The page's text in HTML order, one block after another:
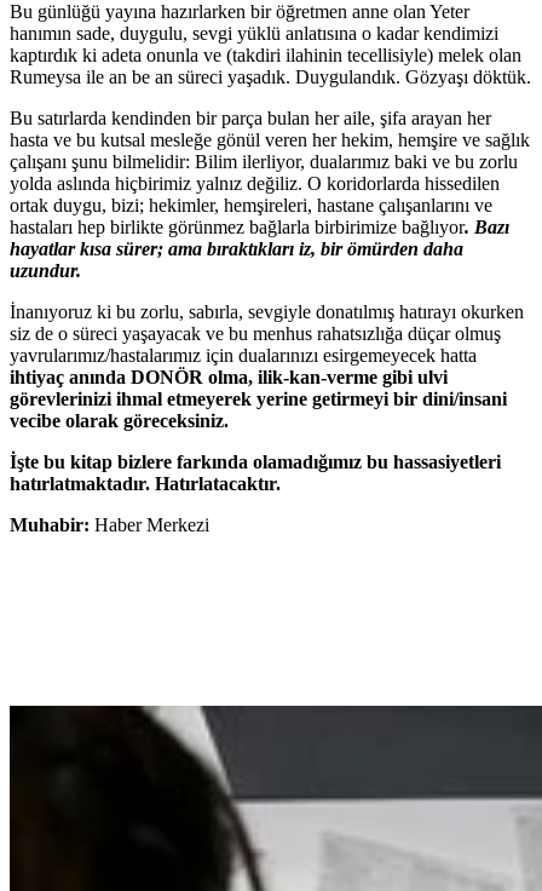
Bu günlüğü yayına hazırlarken bir öğretmen anne olan Yeter
hanımın sade, duygulu, sevgi yüklü anlatısına o kadar kendimizi
kaptırdık ki adeta onunla ve (takdiri ilahinin tecellisiyle) melek olan
Rumeysa ile an be an süreci yaşadık. Duygulandık. Gözyaşı döktük.
Bu satırlarda kendinden bir parça bulan her aile, şifa arayan her
hasta ve bu kutsal mesleğe gönül veren her hekim, hemşire ve sağlık
çalışanı şunu bilmelidir: Bilim ilerliyor, dualarımız baki ve bu zorlu
yolda aslında hiçbirimiz yalnız değiliz. O koridorlarda hissedilen
ortak duygu, bizi; hekimler, hemşireleri, hastane çalışanlarını ve
hastaları hep birlikte görünmez bağlarla birbirimize bağlıyor. Bazı
hayatlar kısa sürer; ama bıraktıkları iz, bir ömürden daha
uzundur.
İnanıyoruz ki bu zorlu, sabırla, sevgiyle donatılmış hatırayı okurken
siz de o süreci yaşayacak ve bu menhus rahatsızlığa düçar olmuş
yavrularımız/hastalarımız için dualarınızı esirgemeyecek hatta
ihtiyaç anında DONÖR olma, ilik-kan-verme gibi ulvi
görevlerinizi ihmal etmeyerek yerine getirmeyi bir dini/insani
vecibe olarak göreceksiniz.
İşte bu kitap bizlere farkında olamadığımız bu hassasiyetleri
hatırlatmaktadır. Hatırlatacaktır.
Muhabir: Haber Merkezi